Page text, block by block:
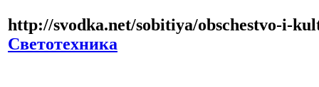
http://svodka.net/sobitiya/obschestvo-i-
Светотехника